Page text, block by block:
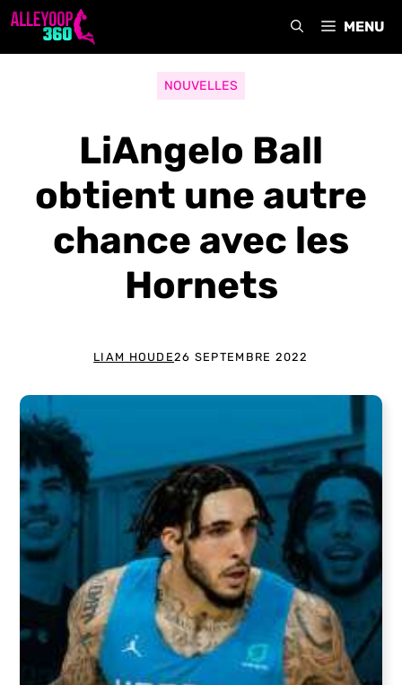
Aller
MENU
NOUVELLES
LiAngelo Ball
obtient une autre
chance avec les
Hornets
LIAM HOUDE26 SEPTEMBRE 2022